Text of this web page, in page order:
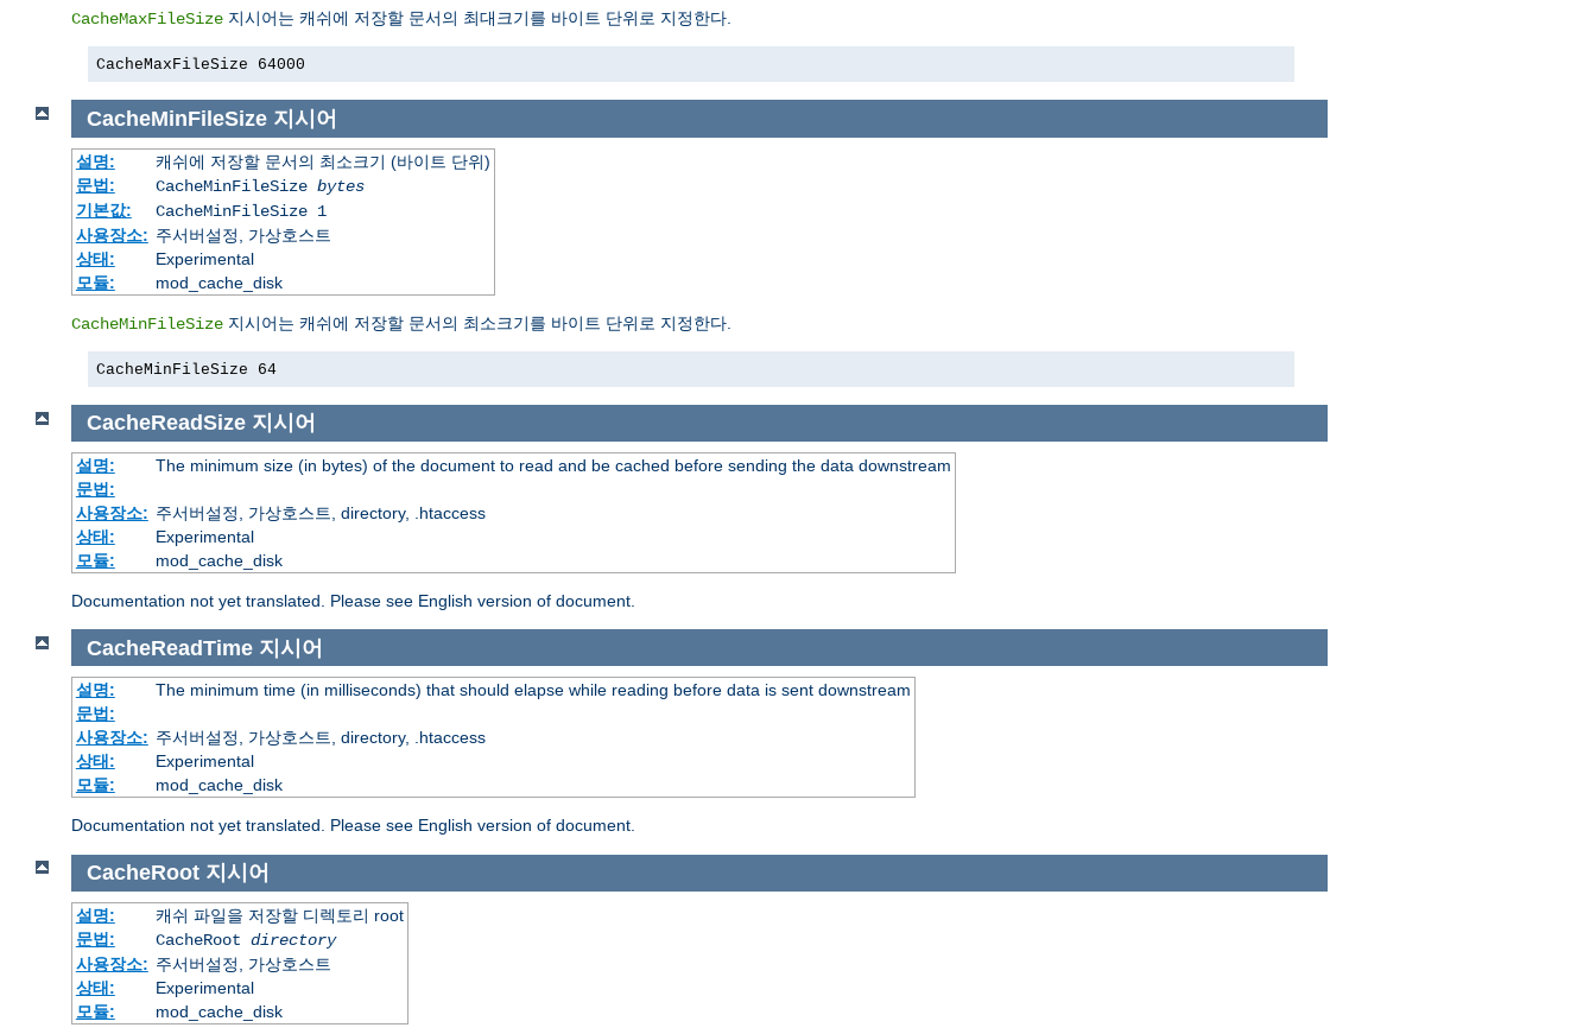
CacheMaxFileSize 지시어는 캐쉬에 저장할 문서의 최대크기를 바이트 단위로 지정한다.
CacheMaxFileSize 64000
CacheMinFileSize 지시어
설명:
캐쉬에 저장할 문서의 최소크기 (바이트 단위)
문법:
CacheMinFileSize bytes
기본값:
CacheMinFileSize 1
사용장소: 주서버설정, 가상호스트
상태:
Experimental
모듈:
mod_cache_disk
CacheMinFileSize 지시어는 캐쉬에 저장할 문서의 최소크기를 바이트 단위로 지정한다.
CacheMinFileSize 64
CacheReadSize 지시어
설명:
The minimum size (in bytes) of the document to read and be cached before sending the data downstream
문법:
사용장소: 주서버설정, 가상호스트, directory, .htaccess
상태:
Experimental
모듈:
mod_cache_disk
Documentation not yet translated. Please see English version of document.
CacheReadTime 지시어
설명:
The minimum time (in milliseconds) that should elapse while reading before data is sent downstream
문법:
사용장소: 주서버설정, 가상호스트, directory, .htaccess
상태:
Experimental
모듈:
mod_cache_disk
Documentation not yet translated. Please see English version of document.
CacheRoot 지시어
설명:
캐쉬 파일을 저장할 디렉토리 root
문법:
CacheRoot directory
사용장소: 주서버설정, 가상호스트
상태:
Experimental
모듈:
mod_cache_disk